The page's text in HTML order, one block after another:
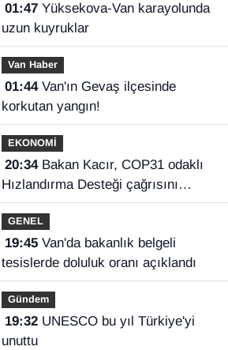
01:47Yüksekova-Van karayolunda
uzun kuyruklar
Van Haber
01:44Van'ın Gevaş ilçesinde
korkutan yangın!
EKONOMİ
20:34Bakan Kacır, COP31 odaklı
Hızlandırma Desteği çağrısını
açıkladı
GENEL
19:45Van'da bakanlık belgeli
tesislerde doluluk oranı açıklandı
Gündem
19:32UNESCO bu yıl Türkiye'yi
unuttu